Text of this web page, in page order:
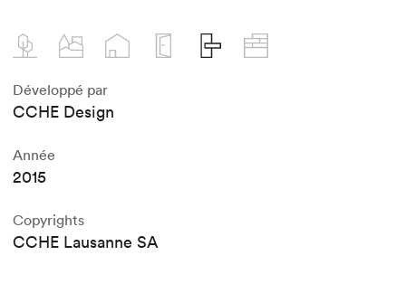
Développé par
CCHE Design
Année
2015
Copyrights
CCHE Lausanne SA